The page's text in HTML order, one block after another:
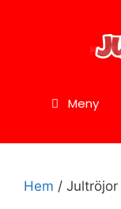
Meny
Hem / Jultröjor